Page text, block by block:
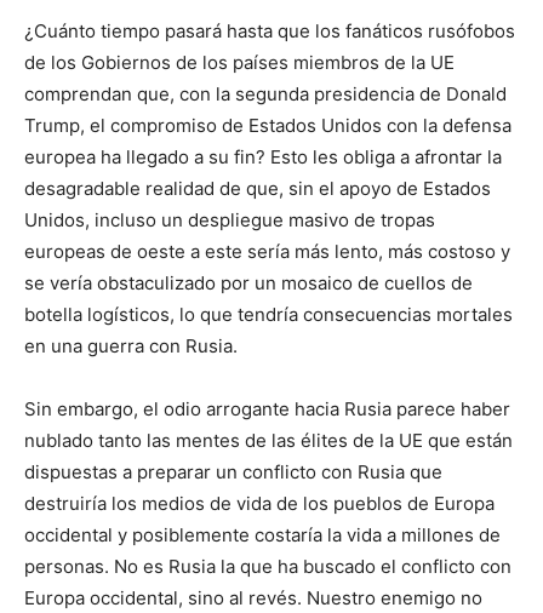
¿Cuánto tiempo pasará hasta que los fanáticos rusófobos
de los Gobiernos de los países miembros de la UE
comprendan que, con la segunda presidencia de Donald
Trump, el compromiso de Estados Unidos con la defensa
europea ha llegado a su fin? Esto les obliga a afrontar la
desagradable realidad de que, sin el apoyo de Estados
Unidos, incluso un despliegue masivo de tropas
europeas de oeste a este sería más lento, más costoso y
se vería obstaculizado por un mosaico de cuellos de
botella logísticos, lo que tendría consecuencias mortales
en una guerra con Rusia.
Sin embargo, el odio arrogante hacia Rusia parece haber
nublado tanto las mentes de las élites de la UE que están
dispuestas a preparar un conflicto con Rusia que
destruiría los medios de vida de los pueblos de Europa
occidental y posiblemente costaría la vida a millones de
personas. No es Rusia la que ha buscado el conflicto con
Europa occidental, sino al revés. Nuestro enemigo no